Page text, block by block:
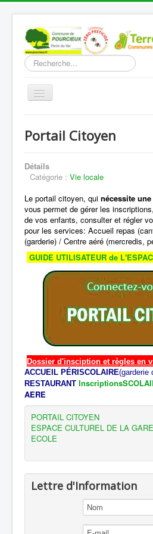
Rechercher
Basculer
Découverte
Vie Municipale
Vie locale
Infos pratiques
Communication
Vous êtes ici : Accueil
Portail Citoyen
Détails
Catégorie : Vie locale
Le portail citoyen, qui nécessite
vous permet de gérer les
de vos enfants, consulter et régler
pour les services: Accueil repas
(garderie) / Centre aéré (mercredis,
GUIDE UTILISATEUR de
Dossier d'insciption et règles en
ACCUEIL PÉRISCOLAIRE(garderie
RESTAURANT
AERE
PORTAIL CITOYEN
ESPACE CULTUREL DE LA GARE
ECOLE
Lettre d'Information